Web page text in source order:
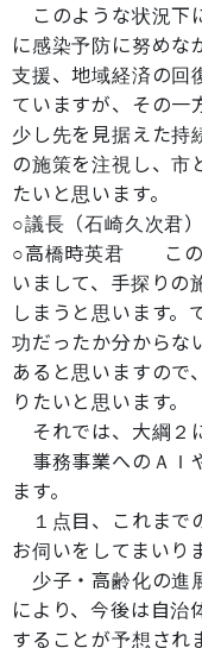
このような状況下
に感染予防に努めな
支援、地域経済の回
ていますが、その一
少し先を見据えた持
の施策を注視し、市
たいと思います。
○議長（石崎久次
○高橋時英君 この
いまして、手探りの
しまうと思います。
功だったか分からな
あると思いますので
りたいと思います。
それでは、大綱２
事務事業へのＡＩ
ます。
１点目、これまで
お伺いをしてまいり
少子・高齢化の進
により、今後は自治
することが予想され